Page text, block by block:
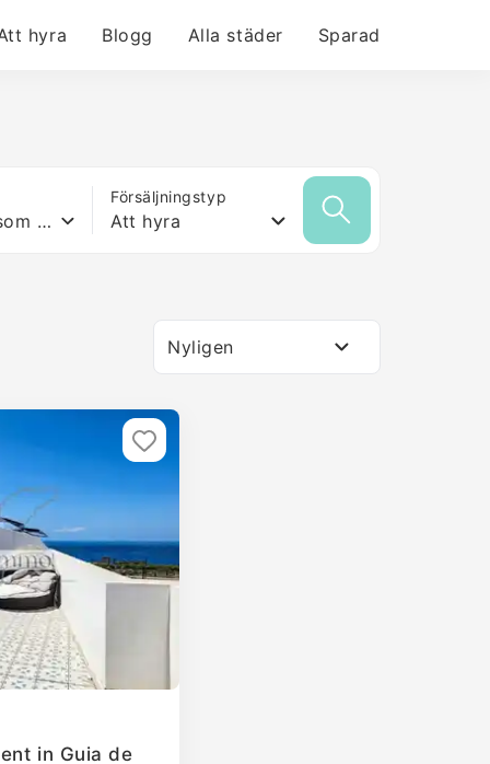
hyra Blogg Alla städer Sparad
Vilken yta som helst
Försäljningstyp
Att hyra
Nyligen
in Guia de